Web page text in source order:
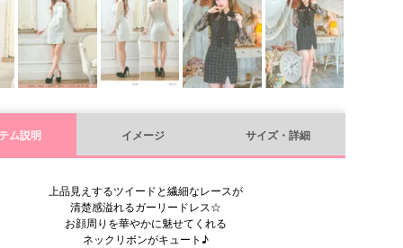
ム説明 イメージ サイズ・詳細
上品見えするツイードと繊細なレースが
清楚感溢れるガーリードレス☆
お顔周りを華やかに魅せてくれる
ネックリボンがキュート♪